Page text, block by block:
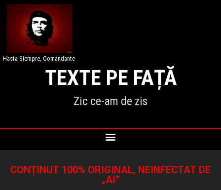
Hasta Siempre, Comandante
TEXTE PE FAȚĂ
Zic ce-am de zis
CONȚINUT 100% ORIGINAL, NEINFECTAT DE
„AI”